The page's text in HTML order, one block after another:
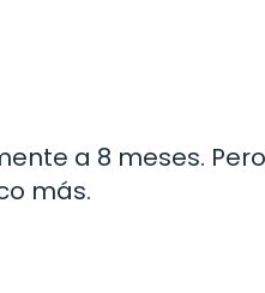
a 8 meses.
más.